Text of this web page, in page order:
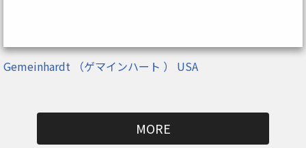
Gemeinhardt （ゲマインハート ） USA
MORE